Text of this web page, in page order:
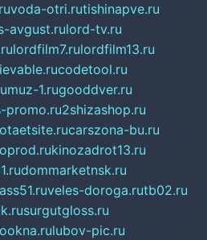
voda-otri.rutishinapve.ru
avgust.rulord-tv.ru
lordfilm7.rulordfilm13.ru
codetool.ru
muz-1.rugooddver.ru
promo.ru2shizashop.ru
carszona-bu.ru
kinozadrot13.ru
dommarketnsk.ru
veles-doroga.rutb02.ru
surgutgloss.ru
lubov-pic.ru